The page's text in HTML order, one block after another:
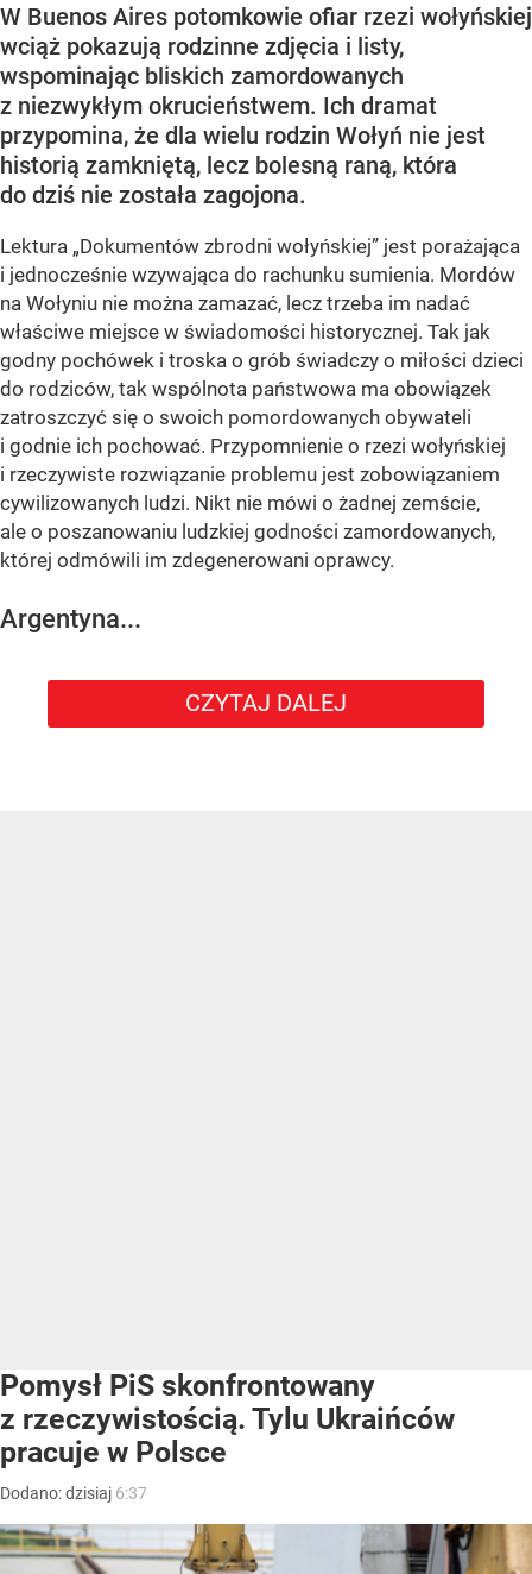
W Buenos Aires potomkowie ofiar rzezi wołyńskiej
wciąż pokazują rodzinne zdjęcia i listy,
wspominając bliskich zamordowanych
z niezwykłym okrucieństwem. Ich dramat
przypomina, że dla wielu rodzin Wołyń nie jest
historią zamkniętą, lecz bolesną raną, która
do dziś nie została zagojona.
Lektura „Dokumentów zbrodni wołyńskiej” jest porażająca
i jednocześnie wzywająca do rachunku sumienia. Mordów
na Wołyniu nie można zamazać, lecz trzeba im nadać
właściwe miejsce w świadomości historycznej. Tak jak
godny pochówek i troska o grób świadczy o miłości dzieci
do rodziców, tak wspólnota państwowa ma obowiązek
zatroszczyć się o swoich pomordowanych obywateli
i godnie ich pochować. Przypomnienie o rzezi wołyńskiej
i rzeczywiste rozwiązanie problemu jest zobowiązaniem
cywilizowanych ludzi. Nikt nie mówi o żadnej zemście,
ale o poszanowaniu ludzkiej godności zamordowanych,
której odmówili im zdegenerowani oprawcy.
Argentyna...
CZYTAJ DALEJ
Pomysł PiS skonfrontowany
z rzeczywistością. Tylu Ukraińców
pracuje w Polsce
Dodano:dzisiaj 6:37